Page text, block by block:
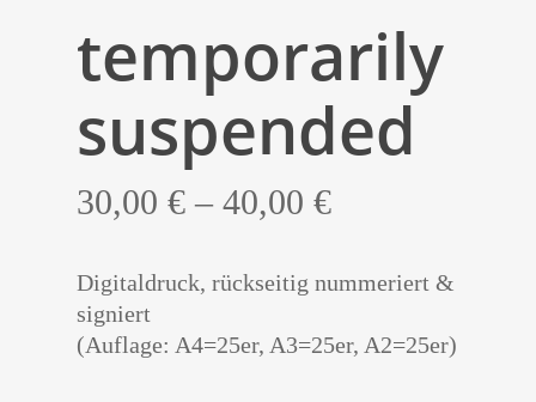
temporarily
suspended
30,00 € – 40,00 €
Digitaldruck, rückseitig nummeriert &
signiert
(Auflage: A4=25er, A3=25er, A2=25er)